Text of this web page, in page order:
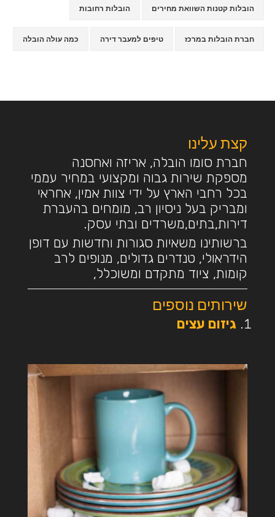
הובלות קטנות השוואת מחירים הובלות רחובות
חברת הובלות במרכז טיפים למעבר דירה כמה עולה הובלה
קצת עלינו
חברת סומו הובלה, אריזה ואחסנה
מספקת שירות גבוה ומקצועי במחיר עממי
בכל רחבי הארץ על ידי צוות אמין, אחראי
ומבריק בעל ניסיון רב, מומחים בהעברת
דירות,בתים,משרדים ובתי עסק.
ברשותינו משאיות סגורות וחדשות עם דופן
הידראולי, טנדרים גדולים, מנופים לרב
קומות, ציוד מתקדם ומשוכלל,
שירותים נוספים
גיזום עצים